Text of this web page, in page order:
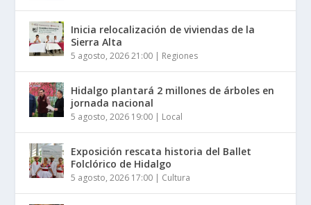
Inicia relocalización de viviendas de la
Sierra Alta
5 agosto, 2026 21:00 | Regiones
Hidalgo plantará 2 millones de árboles en
jornada nacional
5 agosto, 2026 19:00 | Local
Exposición rescata historia del Ballet
Folclórico de Hidalgo
5 agosto, 2026 17:00 | Cultura